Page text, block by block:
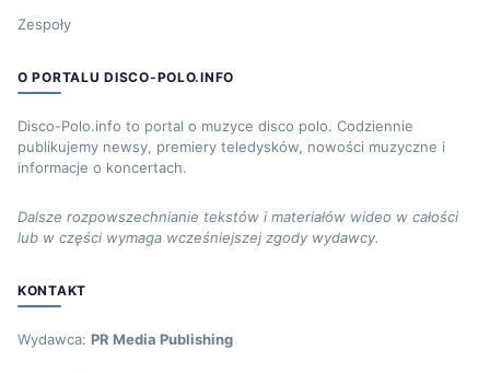
Zespoły
O PORTALU DISCO-POLO.INFO
Disco-Polo.info to portal o muzyce disco polo. Codziennie
publikujemy newsy, premiery teledysków, nowości muzyczne i
informacje o koncertach.
Dalsze rozpowszechnianie tekstów i materiałów wideo w całości
lub w części wymaga wcześniejszej zgody wydawcy.
KONTAKT
Wydawca: PR Media Publishing